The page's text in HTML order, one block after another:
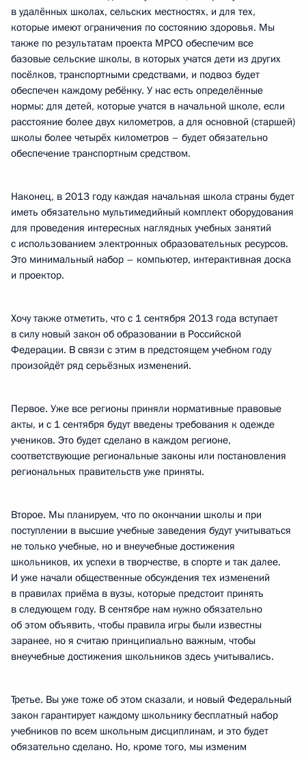
в удалённых школах, сельских местностях, и для тех,
которые имеют ограничения по состоянию здоровья. Мы
также по результатам проекта МРСО обеспечим все
базовые сельские школы, в которых учатся дети из других
посёлков, транспортными средствами, и подвоз будет
обеспечен каждому ребёнку. У нас есть определённые
нормы: для детей, которые учатся в начальной школе, если
расстояние более двух километров, а для основной (старшей)
школы более четырёх километров – будет обязательно
обеспечение транспортным средством.
Наконец, в 2013 году каждая начальная школа страны будет
иметь обязательно мультимедийный комплект оборудования
для проведения интересных наглядных учебных занятий
с использованием электронных образовательных ресурсов.
Это минимальный набор – компьютер, интерактивная доска
и проектор.
Хочу также отметить, что с 1 сентября 2013 года вступает
в силу новый закон об образовании в Российской
Федерации. В связи с этим в предстоящем учебном году
произойдёт ряд серьёзных изменений.
Первое. Уже все регионы приняли нормативные правовые
акты, и с 1 сентября будут введены требования к одежде
учеников. Это будет сделано в каждом регионе,
соответствующие региональные законы или постановления
региональных правительств уже приняты.
Второе. Мы планируем, что по окончании школы и при
поступлении в высшие учебные заведения будут учитываться
не только учебные, но и внеучебные достижения
школьников, их успехи в творчестве, в спорте и так далее.
И уже начали общественные обсуждения тех изменений
в правилах приёма в вузы, которые предстоит принять
в следующем году. В сентябре нам нужно обязательно
об этом объявить, чтобы правила игры были известны
заранее, но я считаю принципиально важным, чтобы
внеучебные достижения школьников здесь учитывались.
Третье. Вы уже тоже об этом сказали, и новый Федеральный
закон гарантирует каждому школьнику бесплатный набор
учебников по всем школьным дисциплинам, и это будет
обязательно сделано. Но, кроме того, мы изменим